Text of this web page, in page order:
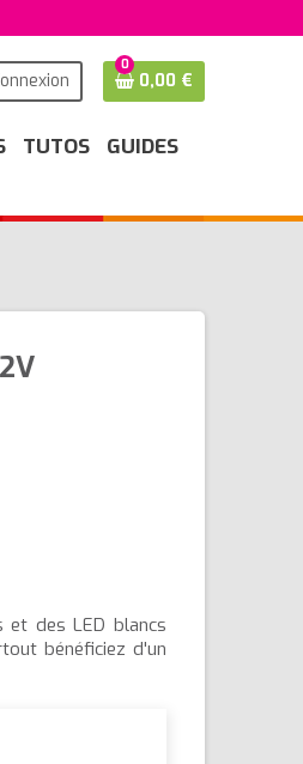
0
0,00 €
TUTOS
GUIDES
et des LED blancs
bénéficiez d'un